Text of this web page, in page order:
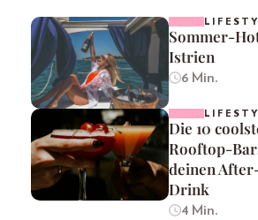
Sommer-
Istrien
6 Min.
Die 10
Rooftop-
deinen
Drink
4 Min.